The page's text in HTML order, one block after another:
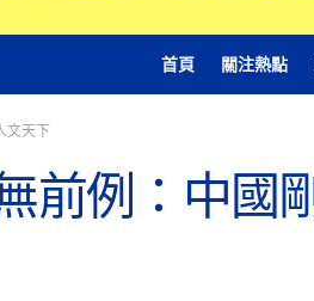
首頁 關注熱點
文天下
前例：中國